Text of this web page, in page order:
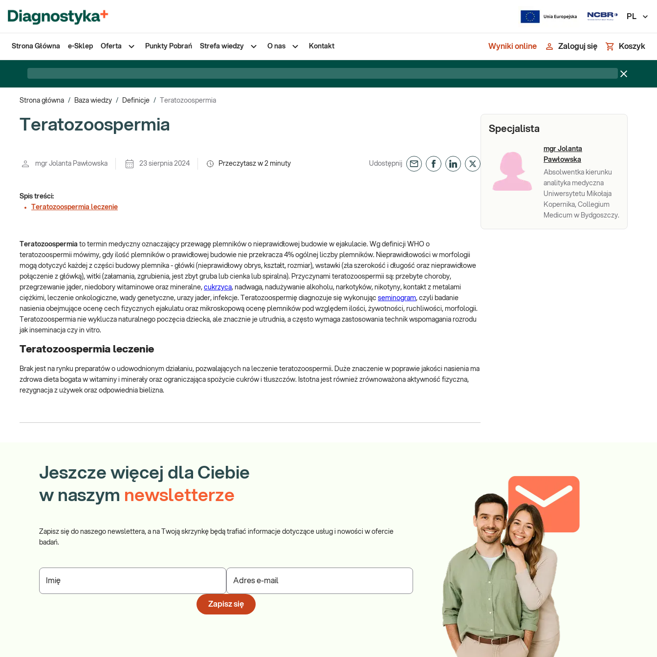
PL
Strona Główna e-Sklep Oferta Punkty Pobrań Strefa wiedzy O nas Kontakt Wyniki online Zaloguj się Koszyk
Strona główna / Baza wiedzy / Definicje / Teratozoospermia
Teratozoospermia
mgr Jolanta Pawłowska 23 sierpnia 2024 Przeczytasz w 2 minuty Udostępnij
Spis treści:
Teratozoospermia leczenie
Teratozoospermia to termin medyczny oznaczający przewagę plemników o nieprawidłowej budowie w ejakulacie. Wg definicji WHO o
teratozoospermii mówimy, gdy ilość plemników o prawidłowej budowie nie przekracza 4% ogólnej liczby plemników. Nieprawidłowości w morfologii
mogą dotyczyć każdej z części budowy plemnika - główki (nieprawidłowy obrys, kształt, rozmiar), wstawki (zła szerokość i długość oraz nieprawidłowe
połączenie z główką), witki (załamania, zgrubienia, jest zbyt gruba lub cienka lub spiralna). Przyczynami teratozoospermii są: przebyte choroby,
przegrzewanie jąder, niedobory witaminowe oraz mineralne, cukrzyca, nadwaga, nadużywanie alkoholu, narkotyków, nikotyny, kontakt z metalami
ciężkimi, leczenie onkologiczne, wady genetyczne, urazy jader, infekcje. Teratozoospermię diagnozuje się wykonując seminogram, czyli badanie
nasienia obejmujące ocenę cech fizycznych ejakulatu oraz mikroskopową ocenę plemników pod względem ilości, żywotności, ruchliwości, morfologii.
Teratozoospermia nie wyklucza naturalnego poczęcia dziecka, ale znacznie je utrudnia, a często wymaga zastosowania technik wspomagania rozrodu
jak inseminacja czy in vitro.
Teratozoospermia leczenie
Brak jest na rynku preparatów o udowodnionym działaniu, pozwalających na leczenie teratozoospermii. Duże znaczenie w poprawie jakości nasienia ma
zdrowa dieta bogata w witaminy i minerały oraz ograniczająca spożycie cukrów i tłuszczów. Istotna jest również zrównoważona aktywność fizyczna,
rezygnacja z używek oraz odpowiednia bielizna.
Specjalista
mgr Jolanta
Pawłowska
Absolwentka kierunku
analityka medyczna
Uniwersytetu Mikołaja
Kopernika, Collegium
Medicum w Bydgoszczy.
Jeszcze więcej dla Ciebie
w naszym newsletterze
Zapisz się do naszego newslettera, a na Twoją skrzynkę będą trafiać informacje dotyczące usług i nowości w ofercie
badań.
Imię Adres e-mail
Zapisz się